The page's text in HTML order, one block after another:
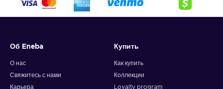
Об Eneba
О нас
Свяжитесь с нами
Карьера
Купить
Как купить
Коллекции
Loyalty program